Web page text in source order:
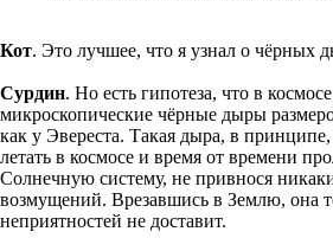
Кот. Это лучшее, что я узнал о чёрных
Сурдин. Но есть гипотеза, что в
микроскопические чёрные дыры
как у Эвереста. Такая дыра, в
летать в космосе и время от времени
Солнечную систему, не привнося
возмущений. Врезавшись в Землю, она
неприятностей не доставит.